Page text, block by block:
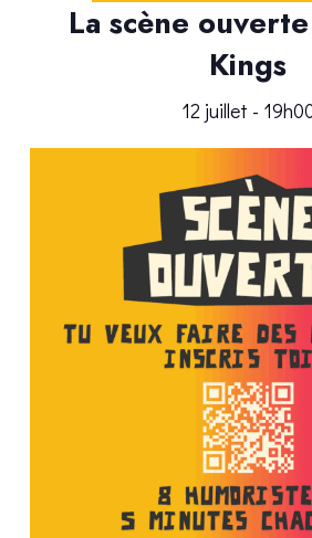
La scène
Kings
12 juillet -